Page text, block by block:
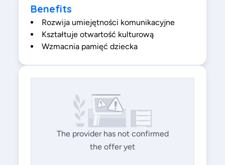
Benefits
Rozwija umiejętności komunikacyjne
Kształtuje otwartość kulturową
Wzmacnia pamięć dziecka
The provider has not confirmed
the offer yet